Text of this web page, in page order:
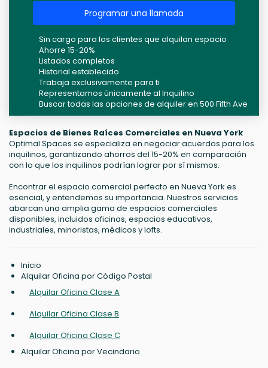
Programar una llamada
Sin cargo para los clientes que alquilan espacio
Ahorre 15-20%
Listados completos
Historial establecido
Trabaja exclusivamente para ti
Representamos únicamente al Inquilino
Buscar todas las opciones de alquiler en 500 Fifth Ave
Espacios de Bienes Raíces Comerciales en Nueva York
Optimal Spaces se especializa en negociar acuerdos para los
inquilinos, garantizando ahorros del 15-20% en comparación
con lo que los inquilinos podrían lograr por sí mismos.
Encontrar el espacio comercial perfecto en Nueva York es
esencial, y entendemos su importancia. Nuestros servicios
abarcan una amplia gama de espacios comerciales
disponibles, incluidos oficinas, espacios educativos,
industriales, minoristas, médicos y lofts.
Inicio
Alquilar Oficina por Código Postal
Alquilar Oficina Clase A
Alquilar Oficina Clase B
Alquilar Oficina Clase C
Alquilar Oficina por Vecindario